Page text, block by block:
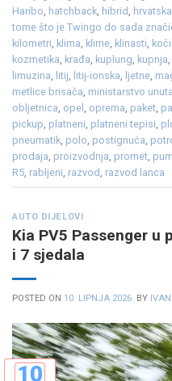
Haribo hatchback hibrid hrvatska
tome što je Twingo do sada
kilometri klima klime klinasti
kozmetika krađa kuplung kupnja
limuzina litij litij-ionska ljetne
metlice brisača ministarstvo
obljetnica opel oprema paket
pickup platneni platneni tepisi
pneumatik polo postignuća
prodaja proizvodnja promet
R5 rabljeni razvod razvod lanca
AUTO DIJELOVI
Kia PV5 Passenger u
i 7 sjedala
POSTED ON 10. LIPNJA 2026. BY
10